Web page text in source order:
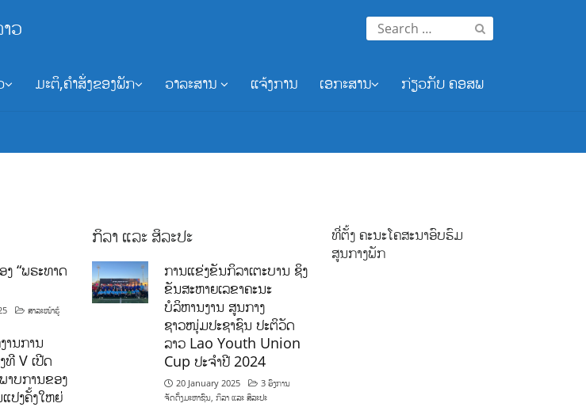
ວ
Search
for:
ມະຕິ,ຄຳສັ່ງຂອງພັກ ວາລະສານ ແຈ້ງການ ເອກະສານ ກ່ຽວກັບ ຄອສພ
ງ “ພຣະທາດ
ສາລະໜ້າຮູ້
ານການ
ທີ V ເປີດ
າບການຂອງ
ປງຄັ້ງໃຫຍ່
ກິລາ ແລະ ສິລະປະ
ການແຂ່ງຂັນກິລາເຕະບານ ຊິງ
ຂັນສະຫາຍເລຂາຄະນະ
ບໍລິຫານງານ ສູນກາງ
ຊາວໜຸ່ມປະຊາຊົນ ປະຕິວັດ
ລາວ Lao Youth Union
Cup ປະຈຳປີ 2024
20 January 2025
3 ອົງການ
ຈັດຕັ້ງມະຫາຊົນ, ກິລາ ແລະ ສິລະປະ
ທີ່ຕັ້ງ ຄະນະໂຄສະນາອົບຮົມ
ສູນກາງພັກ